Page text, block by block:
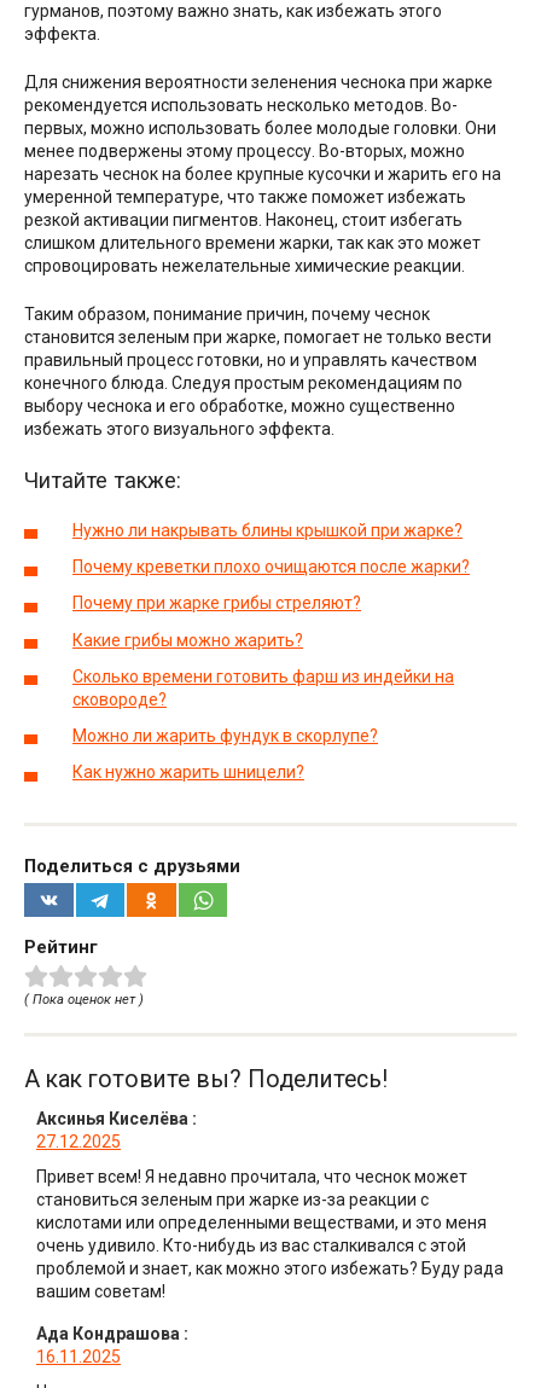
гурманов, поэтому важно знать, как избежать этого
эффекта.
Для снижения вероятности зеленения чеснока при жарке
рекомендуется использовать несколько методов. Во-
первых, можно использовать более молодые головки. Они
менее подвержены этому процессу. Во-вторых, можно
нарезать чеснок на более крупные кусочки и жарить его на
умеренной температуре, что также поможет избежать
резкой активации пигментов. Наконец, стоит избегать
слишком длительного времени жарки, так как это может
спровоцировать нежелательные химические реакции.
Таким образом, понимание причин, почему чеснок
становится зеленым при жарке, помогает не только вести
правильный процесс готовки, но и управлять качеством
конечного блюда. Следуя простым рекомендациям по
выбору чеснока и его обработке, можно существенно
избежать этого визуального эффекта.
Читайте также:
Нужно ли накрывать блины крышкой при жарке?
Почему креветки плохо очищаются после жарки?
Почему при жарке грибы стреляют?
Какие грибы можно жарить?
Сколько времени готовить фарш из индейки на
сковороде?
Можно ли жарить фундук в скорлупе?
Как нужно жарить шницели?
Поделиться с друзьями
Рейтинг
( Пока оценок нет )
А как готовите вы? Поделитесь!
Аксинья Киселёва :
27.12.2025
Привет всем! Я недавно прочитала, что чеснок может
становиться зеленым при жарке из-за реакции с
кислотами или определенными веществами, и это меня
очень удивило. Кто-нибудь из вас сталкивался с этой
проблемой и знает, как можно этого избежать? Буду рада
вашим советам!
Ада Кондрашова :
16.11.2025